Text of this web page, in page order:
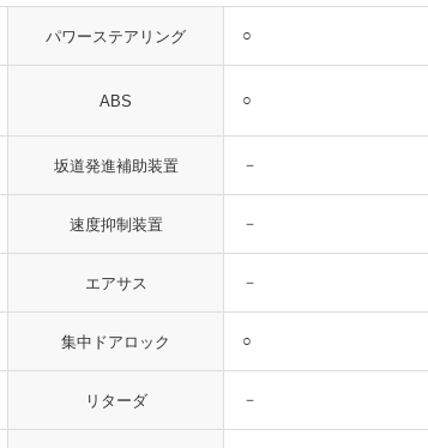
パワーステアリング ○
ABS ○
坂道発進補助装置 －
速度抑制装置 －
エアサス －
集中ドアロック ○
リターダ －